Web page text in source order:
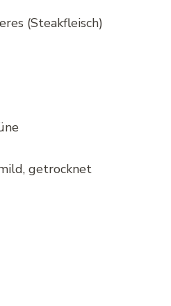
(Steakfleisch)
getrocknet